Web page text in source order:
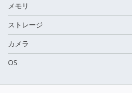
メモリ
ストレージ
カメラ
OS